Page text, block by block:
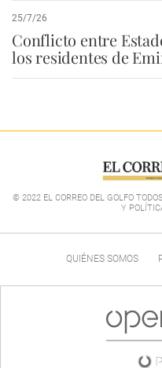
25/7/26
Conflicto entre
los residentes de
© 2022 EL CORREO DEL GOLFO
Y
QUIÉNES SOMOS